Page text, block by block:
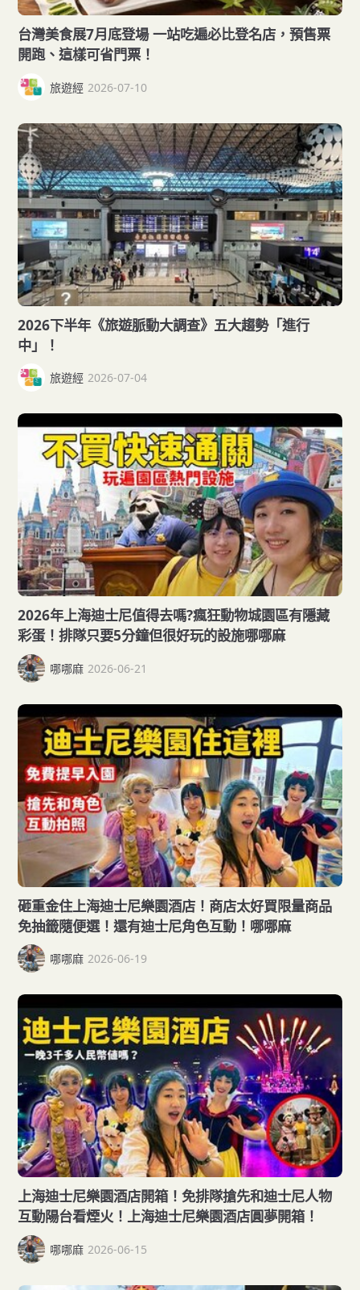
台灣美食展7月底登場 一站吃遍必比登名店，預售票
開跑、這樣可省門票！
旅遊經 2026-07-10
2026下半年《旅遊脈動大調查》五大趨勢「進行
中」！
旅遊經 2026-07-04
2026年上海迪士尼值得去嗎?瘋狂動物城園區有隱藏
彩蛋！排隊只要5分鐘但很好玩的設施哪哪麻
哪哪麻 2026-06-21
砸重金住上海迪士尼樂園酒店！商店太好買限量商品
免抽籤隨便選！還有迪士尼角色互動！哪哪麻
哪哪麻 2026-06-19
上海迪士尼樂園酒店開箱！免排隊搶先和迪士尼人物
互動陽台看煙火！上海迪士尼樂園酒店圓夢開箱！
哪哪麻 2026-06-15